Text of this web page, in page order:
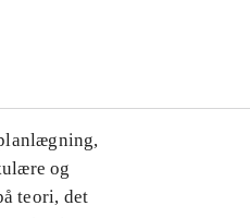
og
teori, det